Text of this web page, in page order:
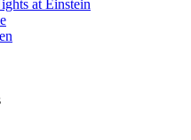
at Einstein